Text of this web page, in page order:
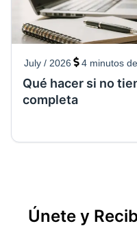
July / 2026 4 minutos
Qué hacer si no
completa
Únete y